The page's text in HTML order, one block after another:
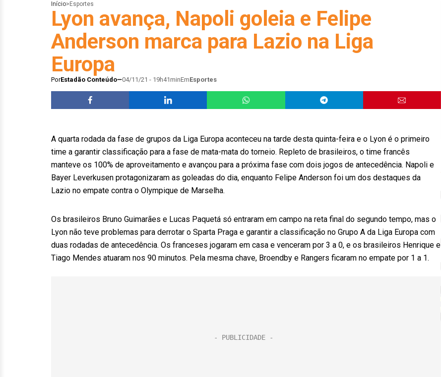
Início> Esportes
Lyon avança, Napoli goleia e Felipe
Anderson marca para Lazio na Liga
Europa
PorEstadão Conteúdo 04/11/21 - 19h41minEmEsportes
A quarta rodada da fase de grupos da Liga Europa aconteceu na tarde desta quinta-feira e o Lyon é o primeiro
time a garantir classificação para a fase de mata-mata do torneio. Repleto de brasileiros, o time francês
manteve os 100% de aproveitamento e avançou para a próxima fase com dois jogos de antecedência. Napoli e
Bayer Leverkusen protagonizaram as goleadas do dia, enquanto Felipe Anderson foi um dos destaques da
Lazio no empate contra o Olympique de Marselha.
Os brasileiros Bruno Guimarães e Lucas Paquetá só entraram em campo na reta final do segundo tempo, mas o
Lyon não teve problemas para derrotar o Sparta Praga e garantir a classificação no Grupo A da Liga Europa com
duas rodadas de antecedência. Os franceses jogaram em casa e venceram por 3 a 0, e os brasileiros Henrique e
Tiago Mendes atuaram nos 90 minutos. Pela mesma chave, Broendby e Rangers ficaram no empate por 1 a 1.